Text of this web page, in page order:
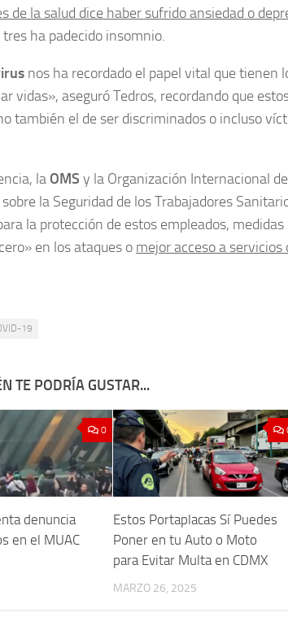
de la salud dice haber sufrido ansiedad o
tres ha padecido insomnio.
nos ha recordado el papel vital que tienen
vidas», aseguró Tedros, recordando que
también el de ser discriminados o incluso
la OMS y la Organización Internacional
la Seguridad de los Trabajadores
la protección de estos empleados,
en los ataques o mejor acceso a servicios
19
TE PODRÍA GUSTAR...
0
denuncia
en el MUAC
Estos Portaplacas Sí Puedes
Poner en tu Auto o Moto
para Evitar Multa en CDMX
MARZO 26, 2025